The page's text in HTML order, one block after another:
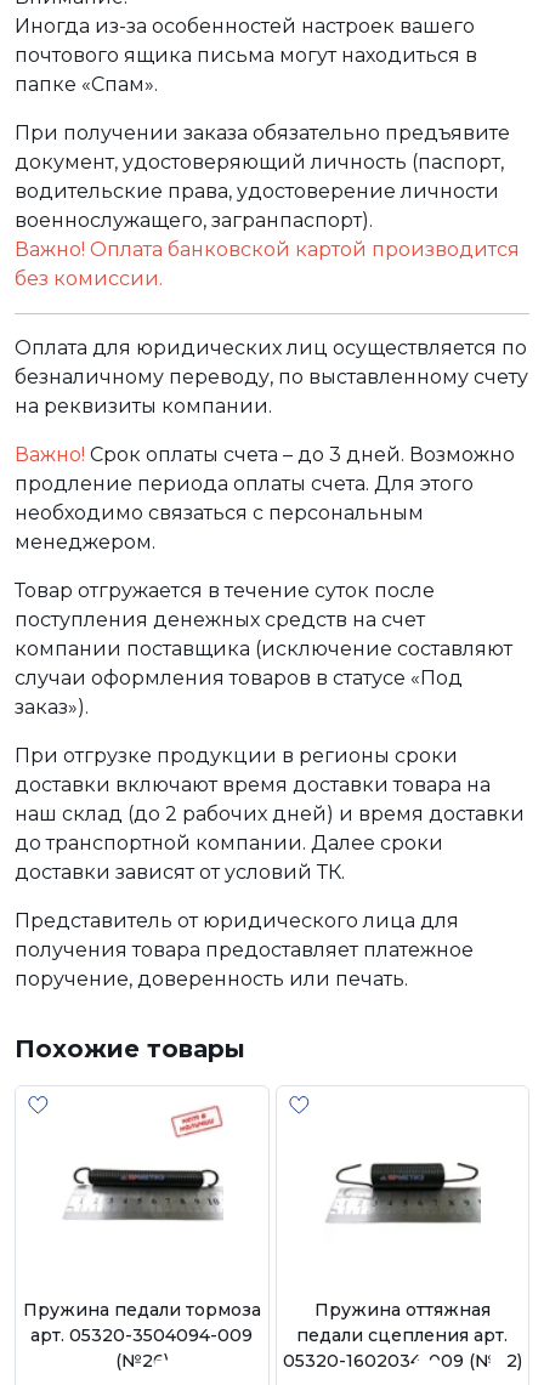
Иногда из-за особенностей настроек вашего
почтового ящика письма могут находиться в
папке «Спам».
При получении заказа обязательно предъявите
документ, удостоверяющий личность (паспорт,
водительские права, удостоверение личности
военнослужащего, загранпаспорт).
Важно! Оплата банковской картой производится
без комиссии.
Оплата для юридических лиц осуществляется по
безналичному переводу, по выставленному счету
на реквизиты компании.
Важно! Срок оплаты счета – до 3 дней. Возможно
продление периода оплаты счета. Для этого
необходимо связаться с персональным
менеджером.
Товар отгружается в течение суток после
поступления денежных средств на счет
компании поставщика (исключение составляют
случаи оформления товаров в статусе «Под
заказ»).
При отгрузке продукции в регионы сроки
доставки включают время доставки товара на
наш склад (до 2 рабочих дней) и время доставки
до транспортной компании. Далее сроки
доставки зависят от условий ТК.
Представитель от юридического лица для
получения товара предоставляет платежное
поручение, доверенность или печать.
Похожие товары
Пружина педали тормоза
арт. 05320-3504094-009
(№26)
Пружина оттяжная
педали сцепления арт.
05320-1602034-009 (№92)